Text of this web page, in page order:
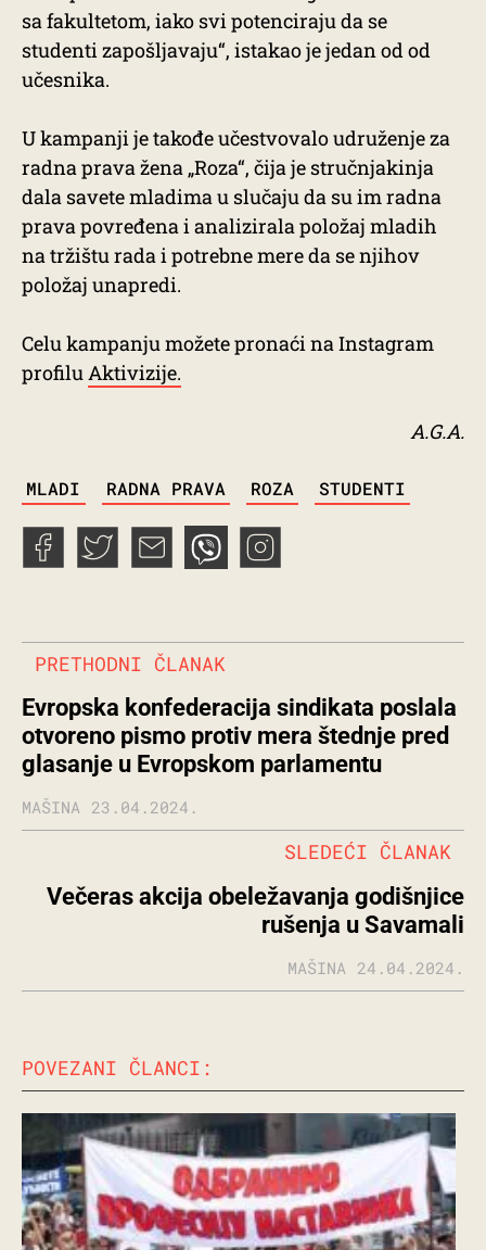
sa fakultetom, iako svi potenciraju da se
studenti zapošljavaju“, istakao je jedan od od
učesnika.
U kampanji je takođe učestvovalo udruženje za
radna prava žena „Roza“, čija je stručnjakinja
dala savete mladima u slučaju da su im radna
prava povređena i analizirala položaj mladih
na tržištu rada i potrebne mere da se njihov
položaj unapredi.
Celu kampanju možete pronaći na Instagram
profiluAktivizije.
A.G.A.
MLADI RADNA PRAVA ROZA STUDENTI
PRETHODNI ČLANAK
Evropska konfederacija sindikata poslala
otvoreno pismo protiv mera štednje pred
glasanje u Evropskom parlamentu
MAŠINA 23.04.2024.
Večeras akcija obeležavanja godišnjice
rušenja u Savamali
SLEDEĆI ČLANAK
MAŠINA 24.04.2024.
POVEZANI ČLANCI: